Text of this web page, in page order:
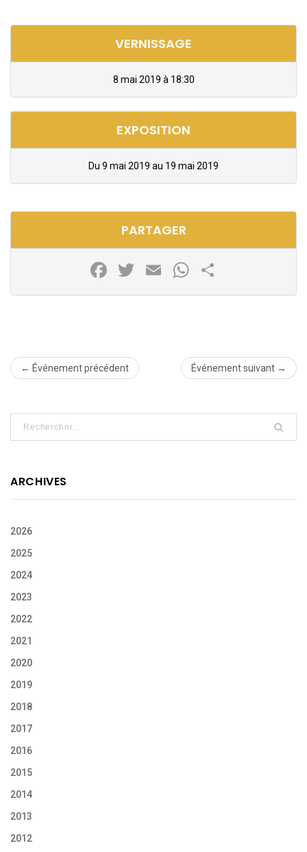
VERNISSAGE
8 mai 2019 à 18:30
EXPOSITION
Du 9 mai 2019 au 19 mai 2019
PARTAGER
Facebook
Twitter
EmailWhatsApp
← Événement précédent Événement suivant →
ARCHIVES
2026
2025
2024
2023
2022
2021
2020
2019
2018
2017
2016
2015
2014
2013
2012